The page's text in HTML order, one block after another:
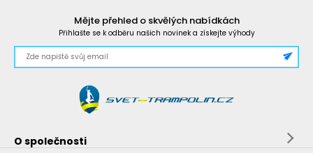
Mějte přehled o skvělých nabídkách
Přihlašte se k odběru našich novinek a získejte výhody
O společnosti